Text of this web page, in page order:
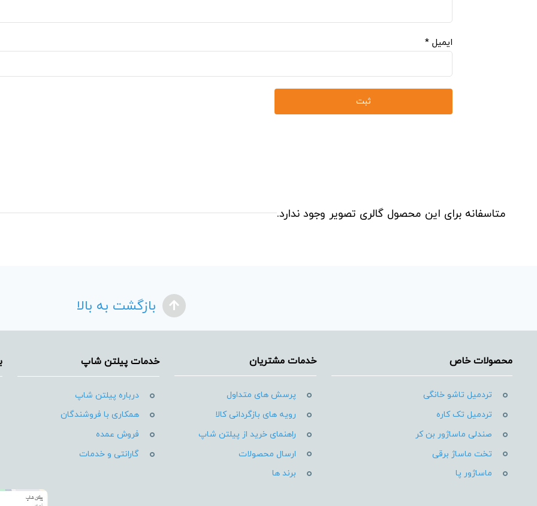
ایمیل *
متاسفانه برای این محصول گالری تصویر وجود ندارد.
بازگشت به بالا
محصولات خاص
تردمیل تاشو خانگی
تردمیل تک کاره
صندلی ماساژور بن کر
تخت ماساژ برقی
ماساژور پا
خدمات مشتریان
پرسش های متداول
رویه های بازگردانی کالا
راهنمای خرید از پیلتن شاپ
ارسال محصولات
برند ها
خدمات پیلتن شاپ
درباره پیلتن شاپ
همکاری با فروشندگان
فروش عمده
گارانتی و خدمات